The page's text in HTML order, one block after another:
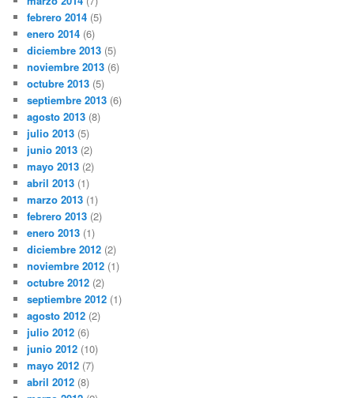
febrero 2014 (5)
enero 2014 (6)
diciembre 2013 (5)
noviembre 2013 (6)
octubre 2013 (5)
septiembre 2013 (6)
agosto 2013 (8)
julio 2013 (5)
junio 2013 (2)
mayo 2013 (2)
abril 2013 (1)
marzo 2013 (1)
febrero 2013 (2)
enero 2013 (1)
diciembre 2012 (2)
noviembre 2012 (1)
octubre 2012 (2)
septiembre 2012 (1)
agosto 2012 (2)
julio 2012 (6)
junio 2012 (10)
mayo 2012 (7)
abril 2012 (8)